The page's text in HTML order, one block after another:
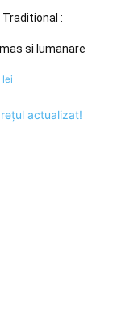
:
si lumanare
lei
actualizat!